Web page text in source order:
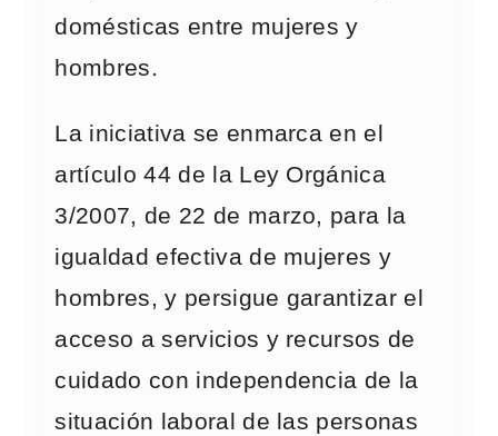
domésticas entre mujeres y
hombres.
La iniciativa se enmarca en el
artículo 44 de la Ley Orgánica
3/2007, de 22 de marzo, para la
igualdad efectiva de mujeres y
hombres, y persigue garantizar el
acceso a servicios y recursos de
cuidado con independencia de la
situación laboral de las personas